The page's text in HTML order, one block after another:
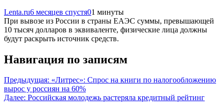
Lenta.ru6 месяцев спустя01 минуты
При вывозе из России в страны ЕАЭС суммы, превышающей
10 тысяч долларов в эквиваленте, физические лица должны
будут раскрыть источник средств.
Навигация по записям
Предыдущая: «Литрес»: Спрос на книги по налогообложению
вырос у россиян на 60%
Далее: Российская молодежь растеряла кредитный рейтинг